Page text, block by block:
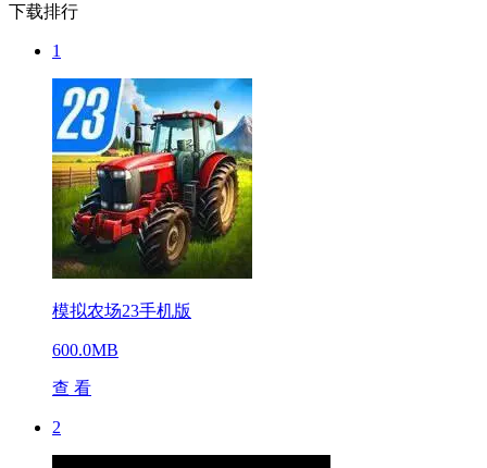
下载排行
1
模拟农场23手机版
600.0MB
查 看
2